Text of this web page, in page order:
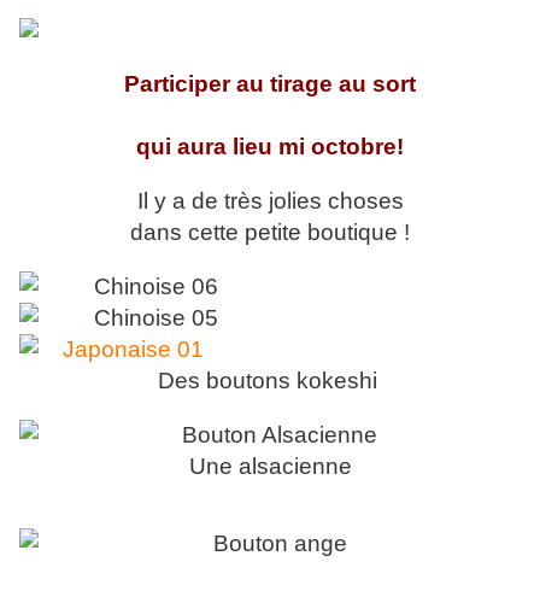
Participer au tirage au sort
qui aura lieu mi octobre!
Il y a de très jolies choses
dans cette petite boutique !
Des boutons kokeshi
Une alsacienne